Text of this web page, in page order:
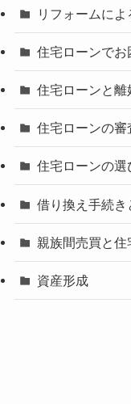
リフォームによ
住宅ローンでお
住宅ローンと離
住宅ローンの審
住宅ローンの選
借り換え手続き
親族間売買と住
資産形成